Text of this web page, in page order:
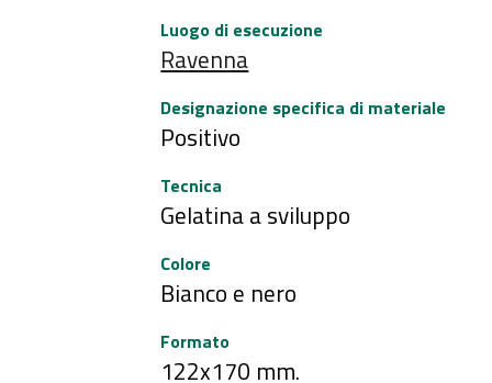
Luogo di esecuzione
Ravenna
Designazione specifica di materiale
Positivo
Tecnica
Gelatina a sviluppo
Colore
Bianco e nero
Formato
122x170 mm.